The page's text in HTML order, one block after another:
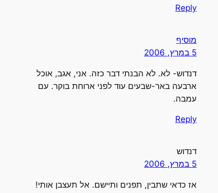
Reply
מוסיף
5 במרץ, 2006
דנדוש- לא. לא הבנתי דבר כזה. אני, אגב, אוכל
ארבעה באר-שבעים עוד לפני ארוחת בוקר. עם
עמבה.
Reply
דנדוש
5 במרץ, 2006
אז כדאי שתבין, תפנים ותיישם. אל תעצבן אותי!